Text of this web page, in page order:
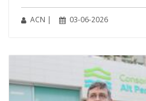
ACN | 03-06-2026